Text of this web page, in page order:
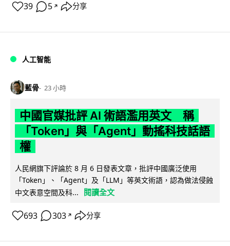
39 5 ↗ 分享
人工智能
藍骨 23 小時
中國官媒批評 AI 術語濫用英文 稱
「Token」與「Agent」動搖科技話語
權
人民網旗下評論於 8 月 6 日發表文章，批評中國廣泛使用
「Token」、「Agent」及「LLM」等英文術語，認為做法侵蝕
中文表意空間及科...
閱讀全文
693 303 ↗ 分享